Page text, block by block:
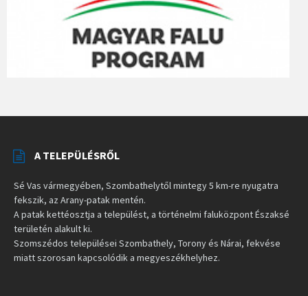
A TELEPÜLÉSRŐL
Sé Vas vármegyében, Szombathelytől mintegy 5 km-re nyugatra
fekszik, az Arany-patak mentén.
A patak kettéosztja a települést, a történelmi faluközpont Északsé
területén alakult ki.
Szomszédos települései Szombathely, Torony és Nárai, fekvése
miatt szorosan kapcsolódik a megyeszékhelyhez.